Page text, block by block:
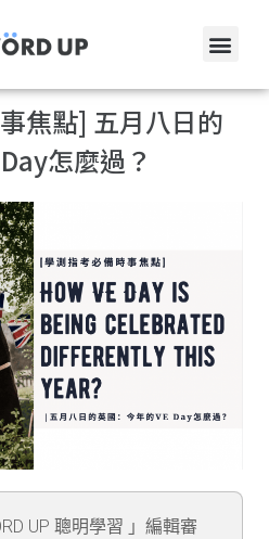
焦點] 五月八日的
怎麼過？
UP 聰明學習 」編輯審